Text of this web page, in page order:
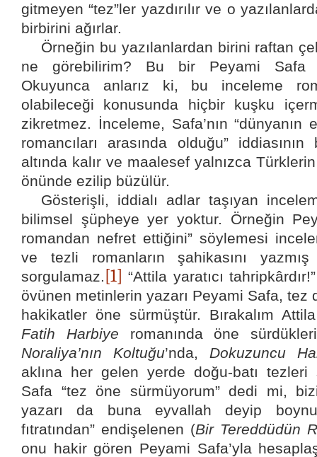
gitmeyen “tez”ler yazdırılır ve o
birbirini ağırlar.
Örneğin bu yazılanlardan birini raftan
ne görebilirim? Bu bir Peyami Safa
Okuyunca anlarız ki, bu inceleme
olabileceği konusunda hiçbir kuşku
zikretmez. İnceleme, Safa’nın
romancıları arasında olduğu”
altında kalır ve maalesef yalnızca
önünde ezilip büzülür.
Gösterişli, iddialı adlar taşıyan
bilimsel şüpheye yer yoktur. Örneğin
romandan nefret ettiğini” söylemesi
ve tezli romanların şahikasını
sorgulamaz. [1] “Attila yaratıcı
övünen metinlerin yazarı Peyami Safa, tez
hakikatler öne sürmüştür. Bırakalım
Fatih Harbiye romanında öne
Noraliya’nın Koltuğu’nda, Dokuzuncu
aklına her gelen yerde doğu-batı tezleri
Safa “tez öne sürmüyorum” dedi mi,
yazarı da buna eyvallah deyip
fıtratından” endişelenen (Bir Tereddüdün
onu hakir gören Peyami Safa’yla